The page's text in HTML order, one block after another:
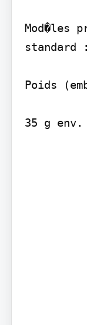
Mod�les
standard
Poids
35 g env.